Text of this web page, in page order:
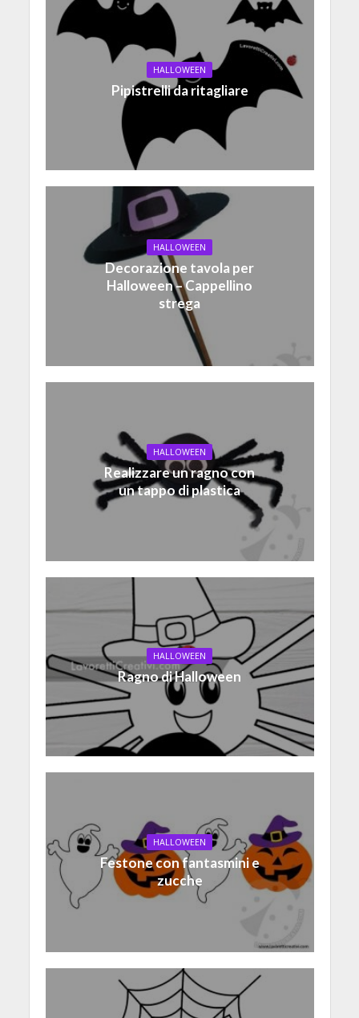
HALLOWEEN
Pipistrelli da ritagliare
HALLOWEEN
Decorazione tavola per
Halloween – Cappellino
strega
HALLOWEEN
Realizzare un ragno con
un tappo di plastica
HALLOWEEN
Ragno di Halloween
HALLOWEEN
Festone con fantasmini e
zucche